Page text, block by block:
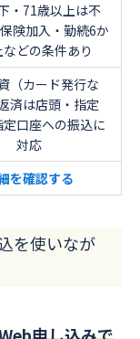
・71歳以上は不
険加入・勤続6か
どの条件あり
（カード発行な
済は店頭・指定
口座への振込に
対応
を確認する
を使いなが